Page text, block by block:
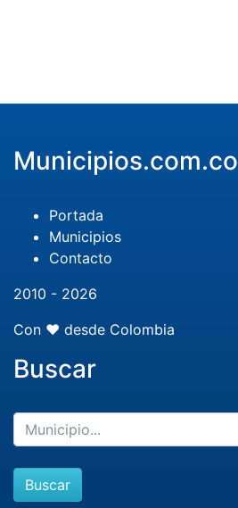
Municipios.com.co
Portada
Municipios
Contacto
2010 - 2026
Con ❤️ desde Colombia
Buscar
Buscar